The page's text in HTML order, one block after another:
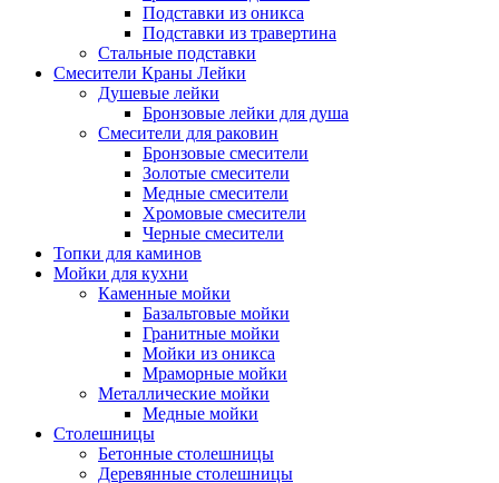
Подставки из оникса
Подставки из травертина
Стальные подставки
Смесители Краны Лейки
Душевые лейки
Бронзовые лейки для душа
Смесители для раковин
Бронзовые смесители
Золотые смесители
Медные смесители
Хромовые смесители
Черные смесители
Топки для каминов
Мойки для кухни
Каменные мойки
Базальтовые мойки
Гранитные мойки
Мойки из оникса
Мраморные мойки
Металлические мойки
Медные мойки
Столешницы
Бетонные столешницы
Деревянные столешницы